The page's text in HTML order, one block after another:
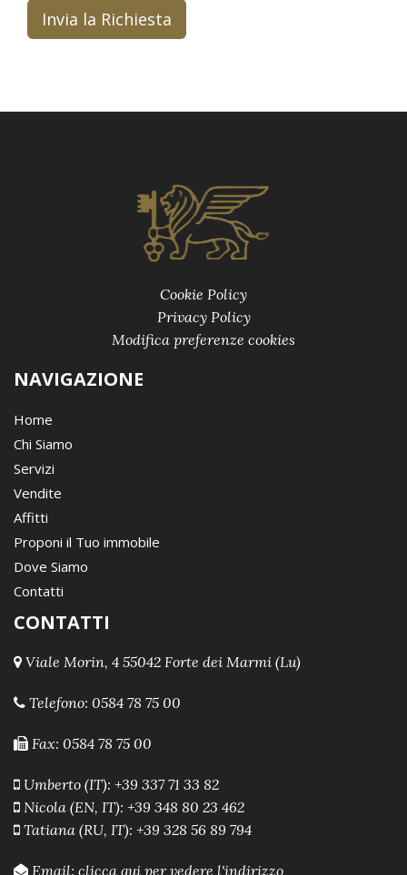
Invia la Richiesta
Cookie Policy
Privacy Policy
Modifica preferenze cookies
NAVIGAZIONE
Home
Chi Siamo
Servizi
Vendite
Affitti
Proponi il Tuo immobile
Dove Siamo
Contatti
CONTATTI
Viale Morin, 4 55042 Forte dei Marmi (Lu)
Telefono: 0584 78 75 00
Fax: 0584 78 75 00
Umberto (IT): +39 337 71 33 82
Nicola (EN, IT): +39 348 80 23 462
Tatiana (RU, IT): +39 328 56 89 794
Email: clicca qui per vedere l'indirizzo